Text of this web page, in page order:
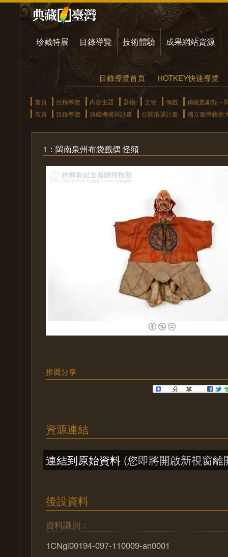
珍藏特展 目錄導覽 技術體驗 成果網站資源
目錄導覽首頁 HOTKEY快速導覽
首頁 目錄導覽 內容主題 器物 文物 偶戲
傳統戲劇類－
首頁
目錄導覽 典藏機構與計畫 公開徵選計畫 國立臺灣藝術
1：閩南泉州布袋戲偶 怪頭
推薦分享
資源連結
連結到原始資料 (您即將開啟新視窗離
後設資料
資料識別：
1CNgl00194-097-110009-an0001